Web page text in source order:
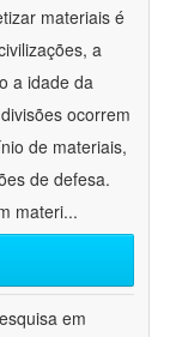
materiais é
a
a idade da
ocorrem
de materiais,
de defesa.
materi...
em